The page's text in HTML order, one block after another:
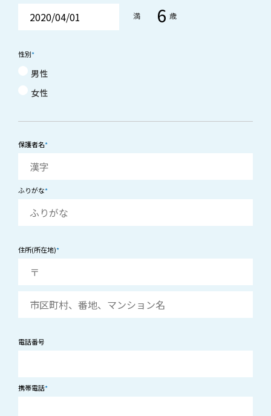
満 歳
性別*
男性
女性
保護者名*
ふりがな*
住所(所在地)*
電話番号
携帯電話*